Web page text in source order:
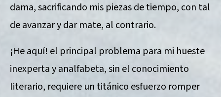
dama, sacrificando mis piezas de tiempo, con tal
de avanzar y dar mate, al contrario.
¡He aquí! el principal problema para mi hueste
inexperta y analfabeta, sin el conocimiento
literario, requiere un titánico esfuerzo romper